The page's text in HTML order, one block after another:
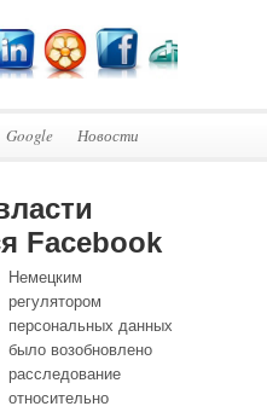
Google Новости
Facebook
Немецким
регулятором
персональных данных
было возобновлено
расследование
относительно